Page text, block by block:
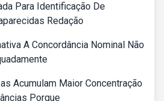
Para Identificação De
Redação
A Concordância Nominal Não
Acumulam Maior Concentração
Porque